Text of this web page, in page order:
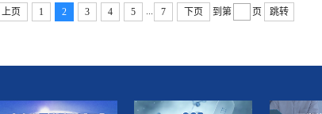
上页 1 2 3 4 5 7 下页 到第 页 跳转